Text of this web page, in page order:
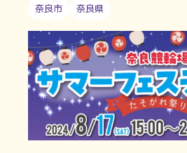
奈良市 奈良県